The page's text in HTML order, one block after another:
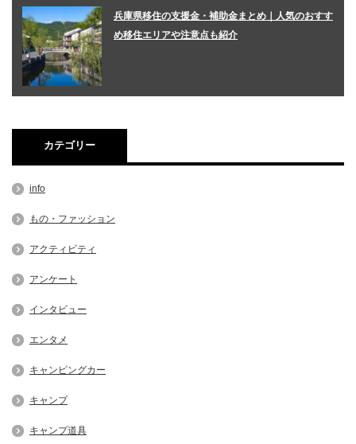
兵庫県移住の支援金・補助金まとめ｜人気のおすす
め移住エリアや注意点も紹介
カテゴリー
info
もの・ファッション
アクティビティ
アンケート
インタビュー
エンタメ
キャンピングカー
キャンプ
キャンプ道具